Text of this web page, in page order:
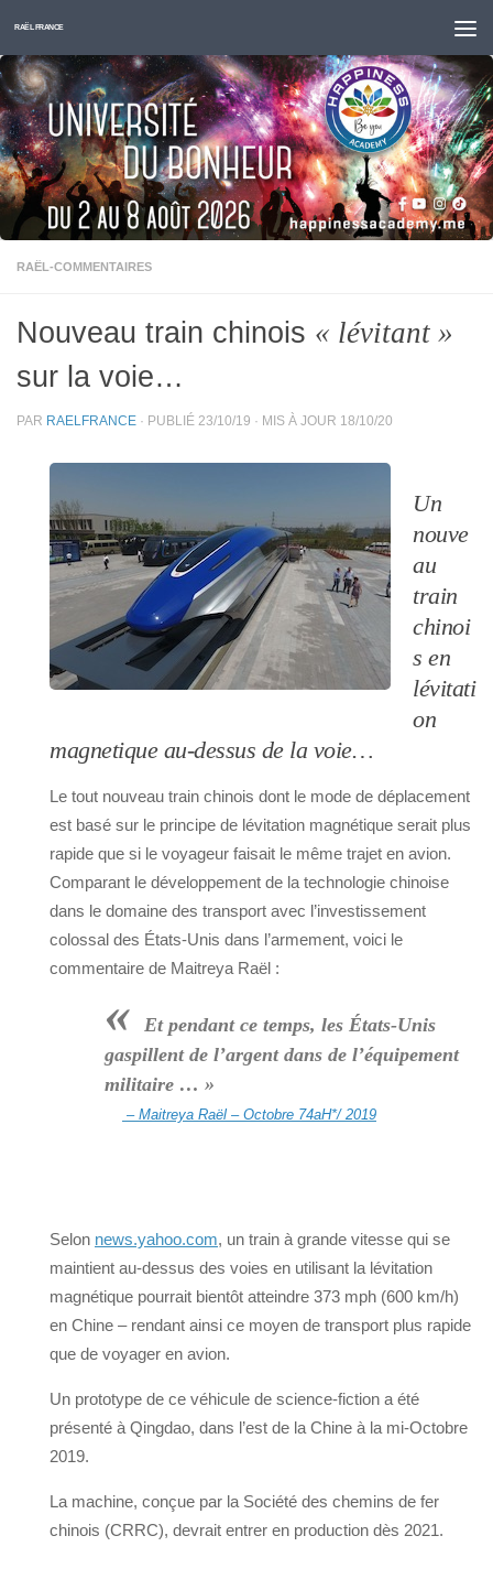
Skip to content
RAËL FRANCE
RAËL-COMMENTAIRES
Nouveau train chinois « lévitant »
sur la voie…
PAR RAELFRANCE · PUBLIÉ 23/10/19 · MIS À JOUR 18/10/20
Un
nouve
au
train
chinoi
s en
lévitati
on
magnetique au-dessus de la voie…
Le tout nouveau train chinois dont le mode de déplacement
est basé sur le principe de lévitation magnétique serait plus
rapide que si le voyageur faisait le même trajet en avion.
Comparant le développement de la technologie chinoise
dans le domaine des transport avec l’investissement
colossal des États-Unis dans l’armement, voici le
commentaire de Maitreya Raël :
«
Et pendant ce temps, les États-Unis
gaspillent de l’argent dans de l’équipement
militaire … »
– Maitreya Raël – Octobre 74aH*/ 2019
Selon news.yahoo.com, un train à grande vitesse qui se
maintient au-dessus des voies en utilisant la lévitation
magnétique pourrait bientôt atteindre 373 mph (600 km/h)
en Chine – rendant ainsi ce moyen de transport plus rapide
que de voyager en avion.
Un prototype de ce véhicule de science-fiction a été
présenté à Qingdao, dans l’est de la Chine à la mi-Octobre
2019.
La machine, conçue par la Société des chemins de fer
chinois (CRRC), devrait entrer en production dès 2021.